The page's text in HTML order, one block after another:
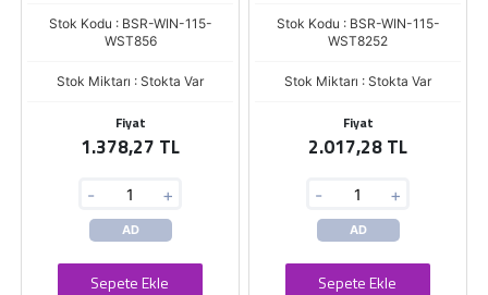
Stok Kodu : BSR-WIN-115-
WST856
Stok Miktarı : Stokta Var
Fiyat
1.378,27 TL
- +
AD
Sepete Ekle
Stok Kodu : BSR-WIN-115-
WST8252
Stok Miktarı : Stokta Var
Fiyat
2.017,28 TL
- +
AD
Sepete Ekle